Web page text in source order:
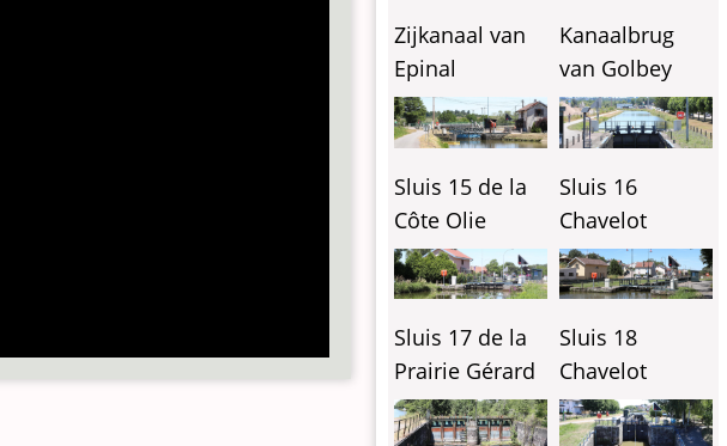
Zijkanaal van
Epinal
Kanaalbrug
van Golbey
Sluis 15 de la
Côte Olie
Sluis 16
Chavelot
Sluis 17 de la
Prairie Gérard
Sluis 18
Chavelot